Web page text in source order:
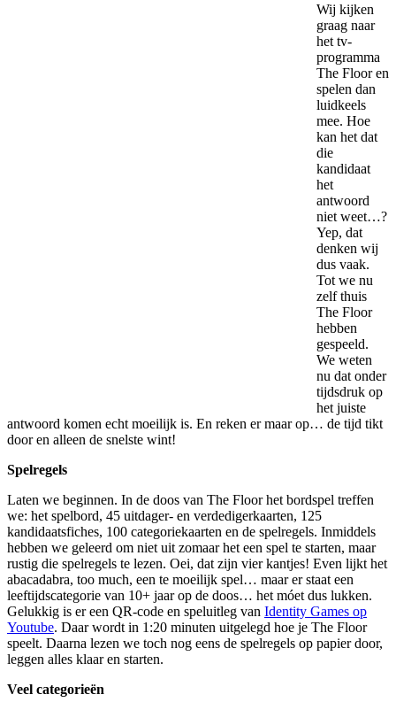
Wij kijken
graag naar
het tv-
programma
The Floor en
spelen dan
luidkeels
mee. Hoe
kan het dat
die
kandidaat
het
antwoord
niet weet…?
Yep, dat
denken wij
dus vaak.
Tot we nu
zelf thuis
The Floor
hebben
gespeeld.
We weten
nu dat onder
tijdsdruk op
het juiste
antwoord komen echt moeilijk is. En reken er maar op… de tijd tikt
door en alleen de snelste wint!
Spelregels
Laten we beginnen. In de doos van The Floor het bordspel treffen
we: het spelbord, 45 uitdager- en verdedigerkaarten, 125
kandidaatsfiches, 100 categoriekaarten en de spelregels. Inmiddels
hebben we geleerd om niet uit zomaar het een spel te starten, maar
rustig die spelregels te lezen. Oei, dat zijn vier kantjes! Even lijkt het
abacadabra, too much, een te moeilijk spel… maar er staat een
leeftijdscategorie van 10+ jaar op de doos… het móet dus lukken.
Gelukkig is er een QR-code en speluitleg van Identity Games op
Youtube. Daar wordt in 1:20 minuten uitgelegd hoe je The Floor
speelt. Daarna lezen we toch nog eens de spelregels op papier door,
leggen alles klaar en starten.
Veel categorieën